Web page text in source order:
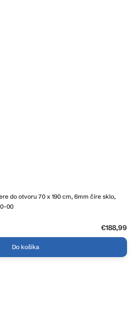
do otvoru 70 x 190 cm, 6mm číre sklo,
00
€188,99
Do košíka